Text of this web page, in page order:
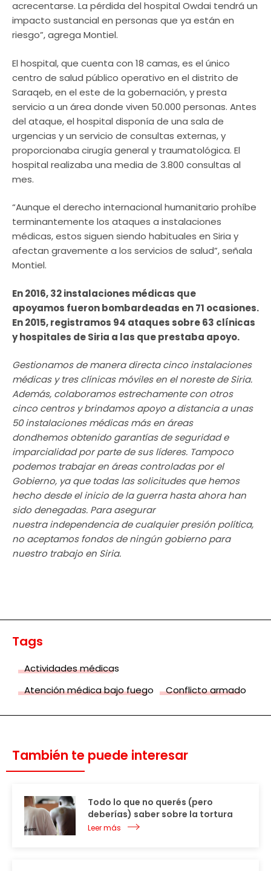
acrecentarse. La pérdida del hospital Owdai tendrá un
impacto sustancial en personas que ya están en
riesgo”, agrega Montiel.
El hospital, que cuenta con 18 camas, es el único
centro de salud público operativo en el distrito de
Saraqeb, en el este de la gobernación, y presta
servicio a un área donde viven 50.000 personas. Antes
del ataque, el hospital disponía de una sala de
urgencias y un servicio de consultas externas, y
proporcionaba cirugía general y traumatológica. El
hospital realizaba una media de 3.800 consultas al
mes.
“Aunque el derecho internacional humanitario prohíbe
terminantemente los ataques a instalaciones
médicas, estos siguen siendo habituales en Siria y
afectan gravemente a los servicios de salud”, señala
Montiel.
En 2016, 32 instalaciones médicas que
apoyamos fueron bombardeadas en 71 ocasiones.
En 2015, registramos 94 ataques sobre 63 clínicas
y hospitales de Siria a las que prestaba apoyo.
Gestionamos de manera directa cinco instalaciones
médicas y tres clínicas móviles en el noreste de Siria.
Además, colaboramos estrechamente con otros
cinco centros y brindamos apoyo a distancia a unas
50 instalaciones médicas más en áreas
dondhemos obtenido garantías de seguridad e
imparcialidad por parte de sus líderes. Tampoco
podemos trabajar en áreas controladas por el
Gobierno, ya que todas las solicitudes que hemos
hecho desde el inicio de la guerra hasta ahora han
sido denegadas. Para asegurar
nuestra independencia de cualquier presión política,
no aceptamos fondos de ningún gobierno para
nuestro trabajo en Siria.
Tags
Actividades médicas
Atención médica bajo fuego
Conflicto armado
También te puede interesar
Todo lo que no querés (pero
deberías) saber sobre la tortura
Leer más